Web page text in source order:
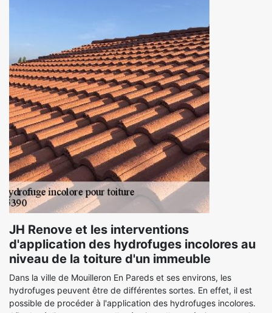
JH Renove et les interventions
d'application des hydrofuges incolores au
niveau de la toiture d'un immeuble
Dans la ville de Mouilleron En Pareds et ses environs, les
hydrofuges peuvent être de différentes sortes. En effet, il est
possible de procéder à l'application des hydrofuges incolores.